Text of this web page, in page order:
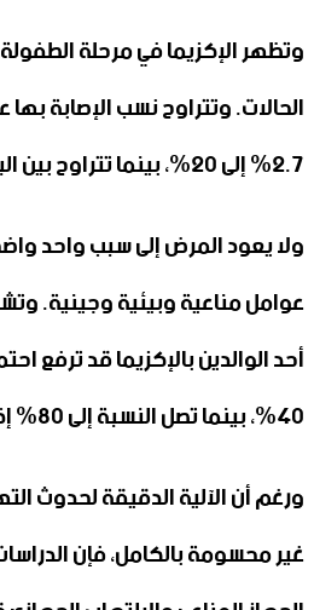
الحالات. وتتراوح نسب الإصابة
2.7% إلى 20%، بينما تتراوح بين البالغين من 2% إلى 10%.
ولا يعود المرض إلى سبب واحد
عوامل مناعية وبيئية وجينية.
أحد الوالدين بالإكزيما قد ترفع
40%، بينما تصل النسبة إلى 80% إذا كان كلا الوالدين مصابا.
ورغم أن الآلية الدقيقة لحدوث
غير محسومة بالكامل، فإن